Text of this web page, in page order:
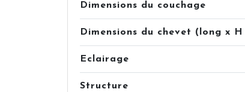
Dimensions du couchage
Dimensions du chevet (long x
Eclairage
Structure